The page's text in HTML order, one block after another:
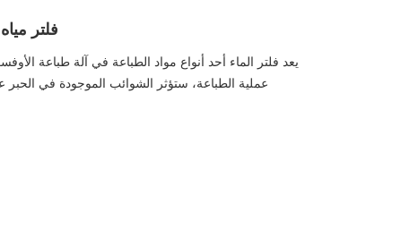
فلتر مياه 205*255*25.5 ملم مع ماصة
يعد فلتر الماء أحد أنواع مواد الطباعة في آلة طباعة
عملية الطباعة، ستؤثر الشوائب الموجودة في